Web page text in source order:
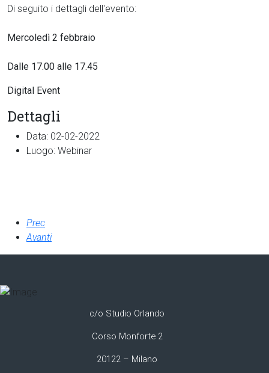
Di seguito i dettagli dell'evento:
Mercoledì 2 febbraio
Dalle 17.00 alle 17.45
Digital Event
Dettagli
Data: 02-02-2022
Luogo: Webinar
Prec
Avanti
c/o Studio Orlando
Corso Monforte 2
20122 – Milano